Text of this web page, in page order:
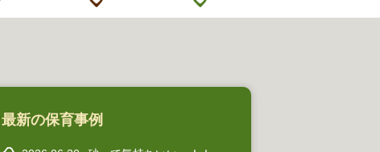
最新の保育事例